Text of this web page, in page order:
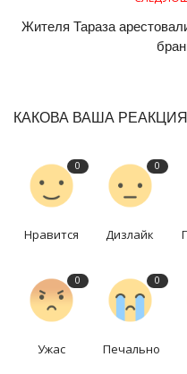
Жителя Тараза
КАКОВА ВАША
0
Нравится
0
Дизлайк
0
Ужас
0
Печально